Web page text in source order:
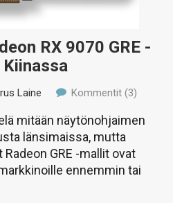
RX 9070 GRE -
Laine Kommentit (3)
mitään näytönohjaimen
länsimaissa, mutta
GRE -mallit ovat
ennemmin tai